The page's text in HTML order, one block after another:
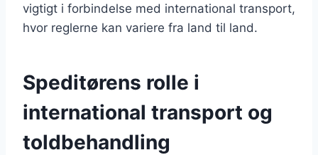
vigtigt i forbindelse med international transport,
hvor reglerne kan variere fra land til land.
Speditørens rolle i
international transport og
toldbehandling